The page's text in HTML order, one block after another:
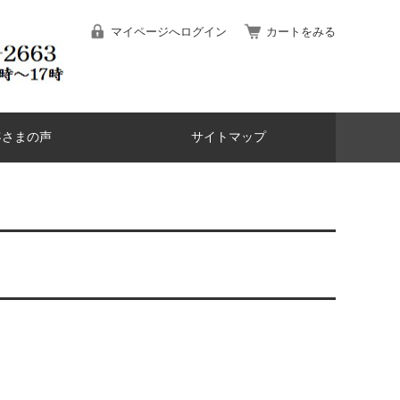
マイページへログイン カートをみる
まの声 サイトマップ